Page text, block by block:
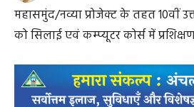
महासमुंद/नव्या प्रोजेक्ट के तहत 10वीं
को सिलाई एवं कम्प्यूटर कोर्स में